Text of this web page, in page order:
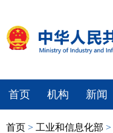
首页 机构 新闻
首页 > 工业和信息化部 >